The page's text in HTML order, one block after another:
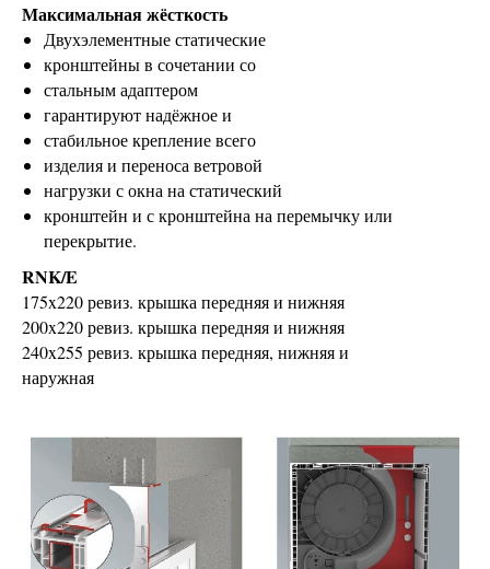
Максимальная жёсткость
Двухэлементные статические
кронштейны в сочетании со
стальным адаптером
гарантируют надёжное и
стабильное крепление всего
изделия и переноса ветровой
нагрузки с окна на статический
кронштейн и с кронштейна на перемычку или
перекрытие.
RNK/E
175x220 ревиз. крышка передняя и нижняя
200x220 ревиз. крышка передняя и нижняя
240x255 ревиз. крышка передняя, нижняя и
наружная